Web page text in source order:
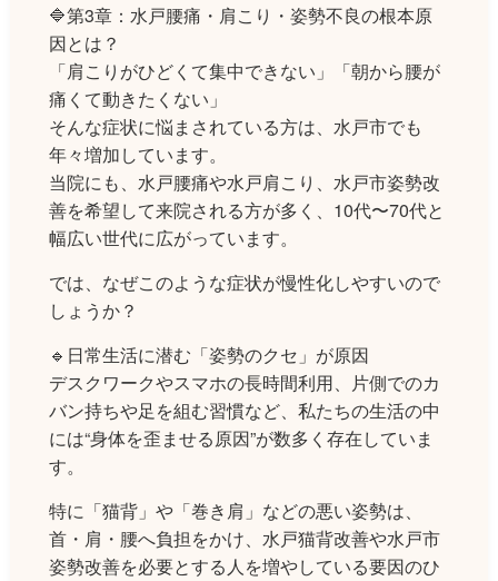
🔷第3章：水戸腰痛・肩こり・姿勢不良の根本原
因とは？
「肩こりがひどくて集中できない」「朝から腰が
痛くて動きたくない」
そんな症状に悩まされている方は、水戸市でも
年々増加しています。
当院にも、水戸腰痛や水戸肩こり、水戸市姿勢改
善を希望して来院される方が多く、10代〜70代と
幅広い世代に広がっています。
では、なぜこのような症状が慢性化しやすいので
しょうか？
🔹日常生活に潜む「姿勢のクセ」が原因
デスクワークやスマホの長時間利用、片側でのカ
バン持ちや足を組む習慣など、私たちの生活の中
には“身体を歪ませる原因”が数多く存在していま
す。
特に「猫背」や「巻き肩」などの悪い姿勢は、
首・肩・腰へ負担をかけ、水戸猫背改善や水戸市
姿勢改善を必要とする人を増やしている要因のひ